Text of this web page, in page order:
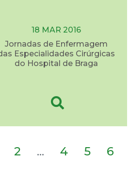
18 MAR 2016
Jornadas de Enfermagem
Especialidades Cirúrgicas
do Hospital de Braga
2 ... 4 5 6